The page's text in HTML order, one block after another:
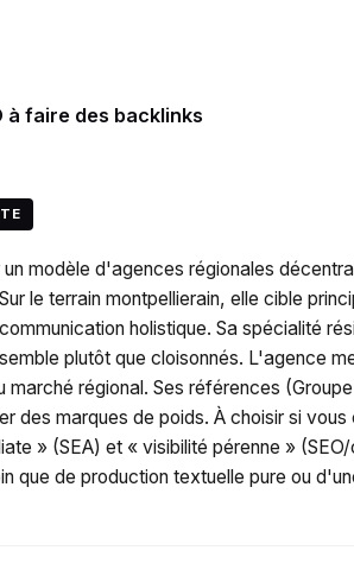
à faire des backlinks
modèle d'agences régionales
le terrain montpellierain, elle cible
holistique. Sa spécialité
plutôt que cloisonnés. L'agence
régional. Ses références
marques de poids. À choisir si
» (SEA) et « visibilité pérenne »
que de production textuelle pure ou